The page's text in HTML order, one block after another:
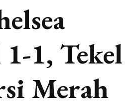
1, Tekel
Merah